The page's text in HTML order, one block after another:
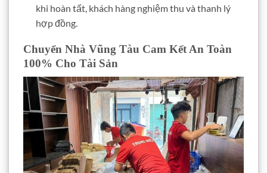
khi hoàn tất, khách hàng nghiệm thu và thanh lý
hợp đồng.
Chuyển Nhà Vũng Tàu Cam Kết An Toàn
100% Cho Tài Sản